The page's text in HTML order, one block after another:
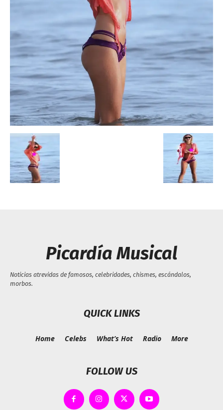
Picardía Musical
Noticias atrevidas de famosos, celebridades, chismes, escándalos,
morbos.
QUICK LINKS
Home Celebs What’s Hot Radio More
FOLLOW US